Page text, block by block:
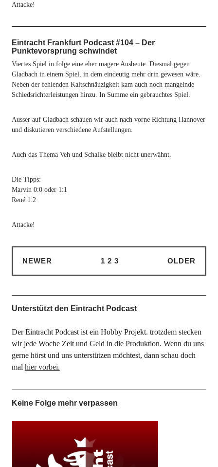
Attacke!
Eintracht Frankfurt Podcast #104 – Der
Punktevorsprung schwindet
Viertes Spiel in folge eine eher magere Ausbeute. Diesmal gegen
Gladbach in einem Spiel, in dem eindeutig mehr drin gewesen wäre.
Neben der fehlenden Kaltschnäuzigkeit kam auch noch mangelnde
Schiedsrichterleistungen hinzu. In Summe ein gebrauchtes Spiel.
Ausser auf Gladbach schauen wir auch nach vorne Richtung Hannover
und diskutieren verschiedene Aufstellungen.
Auch das Thema Veh und Schalke bleibt nicht unerwähnt.
Die Tipps:
Marvin 0:0 oder 1:1
René 1:2
Attacke!
NEWER 1 2 3 OLDER
Unterstützt den Eintracht Podcast
Der Eintracht Podcast ist ein Hobby Projekt. trotzdem stecken
wir jede Woche Zeit und Geld in die Produktion. Wenn du uns
gerne hörst und uns unterstützen möchtest, dann schau doch
mal hier vorbei.
Keine Folge mehr verpassen